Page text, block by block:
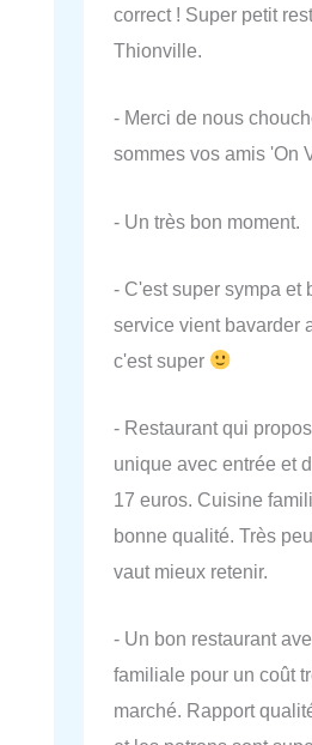
correct ! Super petit
Thionville.
- Merci de nous
sommes vos amis 'On
- Un très bon moment.
- C'est super sympa et
service vient bavarder
c'est super
- Restaurant qui
unique avec entrée et
17 euros. Cuisine
bonne qualité. Très
vaut mieux retenir.
- Un bon restaurant
familiale pour un coût
marché. Rapport